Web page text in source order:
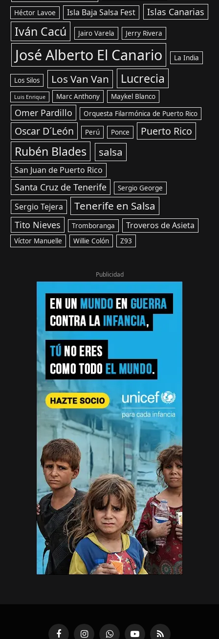
Héctor Lavoe Isla Baja Salsa Fest Islas Canarias
Iván Cacú Jairo Varela Jerry Rivera
José Alberto El Canario La India
Los Silos Los Van Van Lucrecia
Luis Enrique Marc Anthony Maykel Blanco
Omer Pardillo Orquesta Filarmónica de Puerto Rico
Oscar D´León Perú Ponce Puerto Rico
Rubén Blades salsa
San Juan de Puerto Rico
Santa Cruz de Tenerife Sergio George
Sergio Tejera Tenerife en Salsa
Tito Nieves Tromboranga Troveros de Asieta
Víctor Manuelle Willie Colón Z93
Publicidad